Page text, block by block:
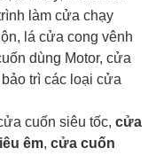
làm cửa chạy
lá cửa cong vênh
dùng Motor, cửa
trì các loại cửa
cuốn siêu tốc, cửa
êm, cửa cuốn